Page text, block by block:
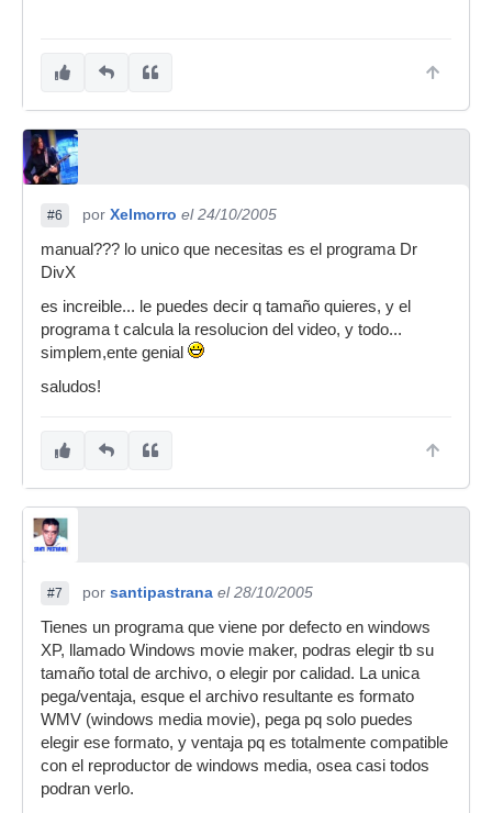
#6 por Xelmorro el 24/10/2005
manual??? lo unico que necesitas es el programa Dr
DivX
es increible... le puedes decir q tamaño quieres, y el
programa t calcula la resolucion del video, y todo...
simplem,ente genial
saludos!
#7 por santipastrana el 28/10/2005
Tienes un programa que viene por defecto en windows
XP, llamado Windows movie maker, podras elegir tb su
tamaño total de archivo, o elegir por calidad. La unica
pega/ventaja, esque el archivo resultante es formato
WMV (windows media movie), pega pq solo puedes
elegir ese formato, y ventaja pq es totalmente compatible
con el reproductor de windows media, osea casi todos
podran verlo.